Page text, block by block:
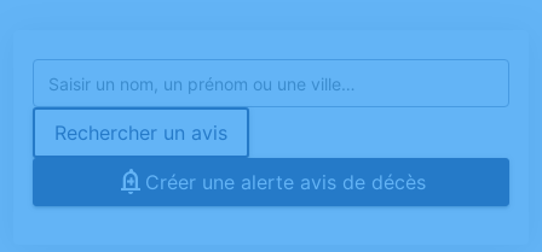
Rechercher un avis
Créer une alerte avis de décès